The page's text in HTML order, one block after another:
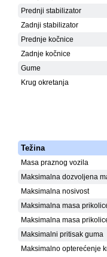
Prednji stabilizator
Zadnji stabilizator
Prednje kočnice
Zadnje kočnice
Gume
Krug okretanja
Težina
Masa praznog vozila
Maksimalna dozvoljena
Maksimalna nosivost
Maksimalna masa
Maksimalna masa
Maksimalni pritisak guma
Maksimalno opterećenje